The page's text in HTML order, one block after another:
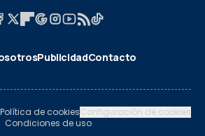
PublicidadContacto
Política de cookiesConfiguración de cookies
Condiciones de uso